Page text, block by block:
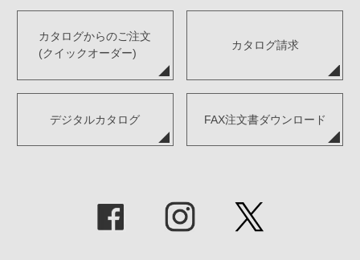
カタログからのご注文
(クイックオーダー)
カタログ請求
デジタルカタログ FAX注文書ダウンロード